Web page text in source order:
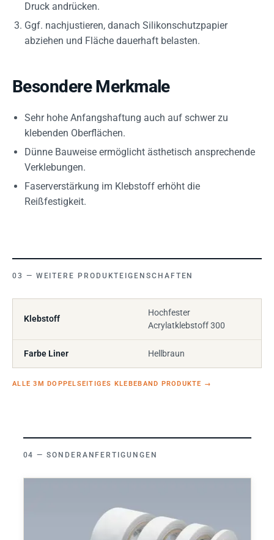
Druck andrücken.
Ggf. nachjustieren, danach Silikonschutzpapier
abziehen und Fläche dauerhaft belasten.
Besondere Merkmale
Sehr hohe Anfangshaftung auch auf schwer zu
klebenden Oberflächen.
Dünne Bauweise ermöglicht ästhetisch ansprechende
Verklebungen.
Faserverstärkung im Klebstoff erhöht die
Reißfestigkeit.
WEITERE PRODUKTEIGENSCHAFTEN
Klebstoff
Hochfester
Acrylatklebstoff 300
Farbe Liner Hellbraun
ALLE 3M DOPPELSEITIGES KLEBEBAND PRODUKTE →
SONDERANFERTIGUNGEN